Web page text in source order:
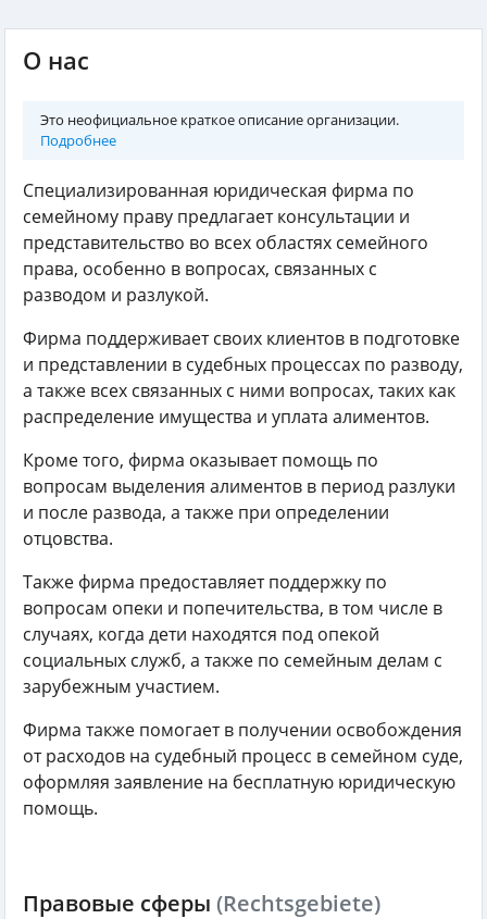
О нас
Это неофициальное краткое описание организации.
Подробнее
Специализированная юридическая фирма по
семейному праву предлагает консультации и
представительство во всех областях семейного
права, особенно в вопросах, связанных с
разводом и разлукой.
Фирма поддерживает своих клиентов в подготовке
и представлении в судебных процессах по разводу,
а также всех связанных с ними вопросах, таких как
распределение имущества и уплата алиментов.
Кроме того, фирма оказывает помощь по
вопросам выделения алиментов в период разлуки
и после развода, а также при определении
отцовства.
Также фирма предоставляет поддержку по
вопросам опеки и попечительства, в том числе в
случаях, когда дети находятся под опекой
социальных служб, а также по семейным делам с
зарубежным участием.
Фирма также помогает в получении освобождения
от расходов на судебный процесс в семейном суде,
оформляя заявление на бесплатную юридическую
помощь.
Правовые сферы (Rechtsgebiete)